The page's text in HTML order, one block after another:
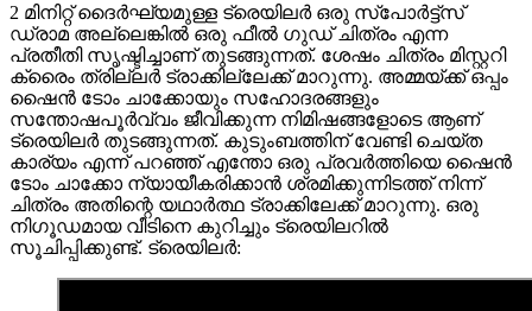
2 മിനിറ്റ് ദൈർഘ്യമുള്ള ട്രെയിലർ ഒരു സ്പോർട്ട്‌സ്
ഡ്രാമ അല്ലെങ്കിൽ ഒരു ഫീൽ ഗുഡ് ചിത്രം എന്ന
പ്രതീതി സൃഷ്ടിച്ചാണ് തുടങ്ങുന്നത്. ശേഷം ചിത്രം മിസ്റ്ററി
ക്രൈം ത്രില്ലർ ട്രാക്കില്ലേക്ക് മാറുന്നു. അമ്മയ്ക്ക് ഒപ്പം
ഷൈൻ ടോം ചാക്കോയും സഹോദരങ്ങളും
സന്തോഷപൂർവ്വം ജീവിക്കുന്ന നിമിഷങ്ങളോടെ ആണ്
ട്രെയിലർ തുടങ്ങുന്നത്. കുടുംബത്തിന് വേണ്ടി ചെയ്ത
കാര്യം എന്ന് പറഞ്ഞ്‌ എന്തോ ഒരു പ്രവർത്തിയെ ഷൈൻ
ടോം ചാക്കോ ന്യായീകരിക്കാൻ ശ്രമിക്കുന്നിടത്ത് നിന്ന്
ചിത്രം അതിന്റെ യഥാർത്ഥ ട്രാക്കിലേക്ക് മാറുന്നു. ഒരു
നിഗൂഡമായ വീടിനെ കുറിച്ചും ട്രെയിലറിൽ
സൂചിപ്പിക്കുണ്ട്. ട്രെയിലർ: